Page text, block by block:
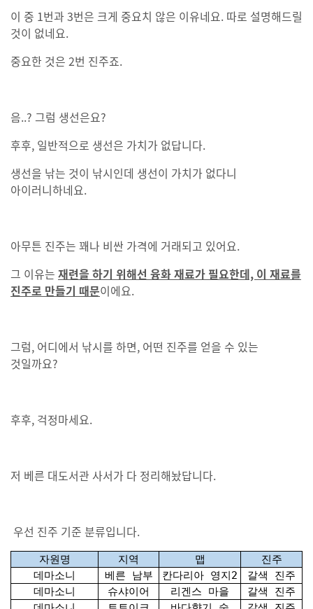
이 중 1번과 3번은 크게 중요치 않은 이유네요. 따로 설명해드릴
것이 없네요.
중요한 것은 2번 진주죠.
음..? 그럼 생선은요?
후후, 일반적으로 생선은 가치가 없답니다.
생선을 낚는 것이 낚시인데 생선이 가치가 없다니
아이러니하네요.
아무튼 진주는 꽤나 비싼 가격에 거래되고 있어요.
그 이유는 재련을 하기 위해선 융화 재료가 필요한데, 이 재료를
진주로 만들기 때문이에요.
그럼, 어디에서 낚시를 하면, 어떤 진주를 얻을 수 있는
것일까요?
후후, 걱정마세요.
저 베른 대도서관 사서가 다 정리해놨답니다.
우선 진주 기준 분류입니다.
자원명 지역 맵
진주
데마소니
베른 남부 칸다리아 영지2
갈색 진주
데마소니
슈샤이어 리겐스 마을
갈색 진주